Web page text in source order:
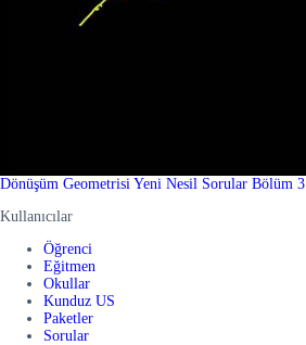
Dönüşüm Geometrisi Yeni Nesil Sorular Bölüm 3
Kullanıcılar
Öğrenci
Eğitmen
Okullar
Kunduz US
Paketler
Sorular